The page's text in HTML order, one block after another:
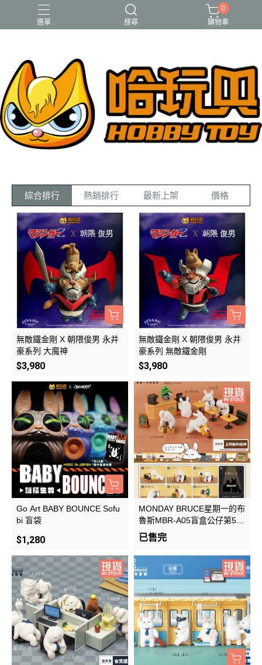
選單 搜尋
FUNKO RE-MENT 中古二手品
庫柏力克Be@rbrick
酸雨戰爭
0
購物車
綜合排行 熱銷排行 最新上架 價格
無敵鐵金剛 X 朝隈俊男 永井
豪系列 大魔神
$3,980
無敵鐵金剛 X 朝隈俊男 永井
豪系列 無敵鐵金剛
$3,980
Go Art BABY BOUNCE Sofu
bi 盲袋
$1,280
MONDAY BRUCE星期一的布
魯斯MBR-A05盲盒公仔第5彈
(上班前的提神)一中盒6入
已售完